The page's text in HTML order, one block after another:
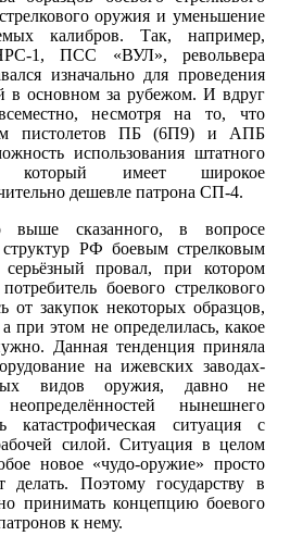
оружия и уменьшение
калибров. Так, например,
1, ПСС «ВУЛ», револьвера
изначально для проведения
в основном за рубежом. И вдруг
несмотря на то, что
пистолетов ПБ (6П9) и АПБ
использования штатного
который имеет широкое
дешевле патрона СП-4.
выше сказанного, в вопросе
РФ боевым стрелковым
серьёзный провал, при котором
боевого стрелкового
от закупок некоторых образцов,
этом не определилась, какое
Данная тенденция приняла
на ижевских заводах-
видов оружия, давно не
нынешнего
катастрофическая ситуация с
силой. Ситуация в целом
новое «чудо-оружие» просто
делать. Поэтому государству в
принимать концепцию боевого
к нему.